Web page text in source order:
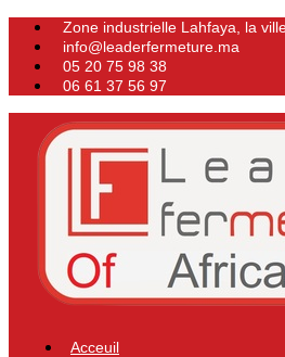
Zone industrielle Lahfaya, la
info@leaderfermeture.ma
05 20 75 98 38
06 61 37 56 97
Acceuil